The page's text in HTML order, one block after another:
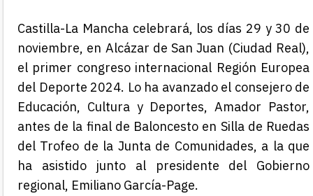
Castilla-La Mancha celebrará, los días 29 y 30 de
noviembre, en Alcázar de San Juan (Ciudad Real),
el primer congreso internacional Región Europea
del Deporte 2024. Lo ha avanzado el consejero de
Educación, Cultura y Deportes, Amador Pastor,
antes de la final de Baloncesto en Silla de Ruedas
del Trofeo de la Junta de Comunidades, a la que
ha asistido junto al presidente del Gobierno
regional, Emiliano García-Page.